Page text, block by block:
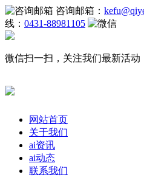
咨询邮箱：
线： 0431-88981105
微信扫一扫，关注我们最新活动
网站首页
关于我们
ai资讯
ai动态
联系我们